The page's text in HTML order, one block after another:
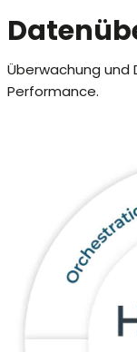
Überwachung und
Performance.